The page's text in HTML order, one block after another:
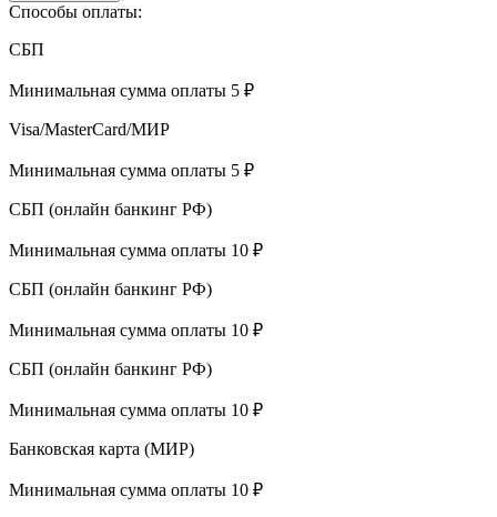
Способы оплаты:
СБП
Минимальная сумма оплаты 5 ₽
Visa/MasterCard/МИР
Минимальная сумма оплаты 5 ₽
СБП (онлайн банкинг РФ)
Минимальная сумма оплаты 10 ₽
СБП (онлайн банкинг РФ)
Минимальная сумма оплаты 10 ₽
СБП (онлайн банкинг РФ)
Минимальная сумма оплаты 10 ₽
Банковская карта (МИР)
Минимальная сумма оплаты 10 ₽